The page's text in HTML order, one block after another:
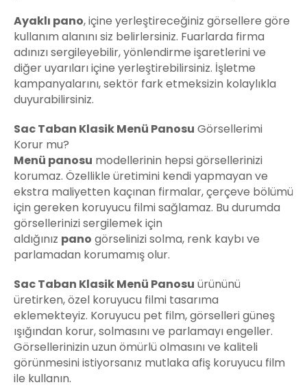
Ayaklı pano, içine yerleştireceğiniz görsellere göre
kullanım alanını siz belirlersiniz. Fuarlarda firma
adınızı sergileyebilir, yönlendirme işaretlerini ve
diğer uyarıları içine yerleştirebilirsiniz. İşletme
kampanyalarını, sektör fark etmeksizin kolaylıkla
duyurabilirsiniz.
Sac Taban KlasikMenü Panosu Görsellerimi
Korur mu?
Menü panosu modellerinin hepsi görsellerinizi
korumaz. Özellikle üretimini kendi yapmayan ve
ekstra maliyetten kaçınan firmalar, çerçeve bölümü
için gereken koruyucu filmi sağlamaz. Bu durumda
görsellerinizi sergilemek için
aldığınız pano görselinizi solma, renk kaybı ve
parlamadan korumamış olur.
Sac Taban KlasikMenü Panosu ürününü
üretirken, özel koruyucu filmi tasarıma
eklemekteyiz. Koruyucu pet film, görselleri güneş
ışığından korur, solmasını ve parlamayı engeller.
Görsellerinizin uzun ömürlü olmasını ve kaliteli
görünmesini istiyorsanız mutlaka afiş koruyucu film
ile kullanın.